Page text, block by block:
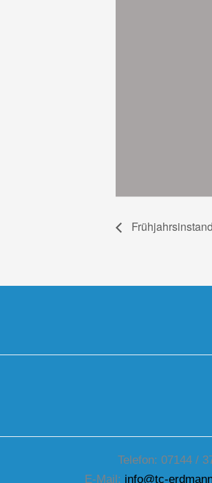
Telefon: 07144 /
E-Mail: info@tc-